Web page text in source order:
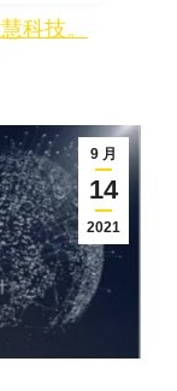
科技。
9 月
14
2021